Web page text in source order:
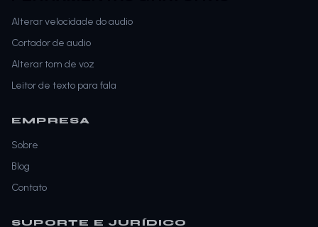
Alterar velocidade do audio
Cortador de audio
Alterar tom de voz
Leitor de texto para fala
EMPRESA
Sobre
Blog
Contato
SUPORTE E JURÍDICO